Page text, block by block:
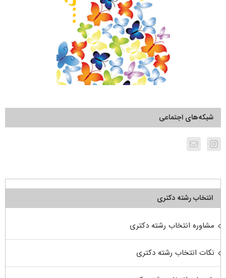
شبکه‌های اجتماعی
انتخاب رشته دکتری
مشاوره انتخاب رشته دکتری
نکات انتخاب رشته دکتری